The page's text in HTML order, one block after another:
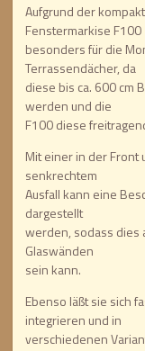
Aufgrund der
Fenstermarkise F100
besonders für die
Terrassendächer, da
diese bis ca. 600 cm
werden und die
F100 diese
Mit einer in der Front
senkrechtem
Ausfall kann eine
dargestellt
werden, sodass dies
Glaswänden
sein kann.
Ebenso läßt sie sich
integrieren und in
verschiedenen